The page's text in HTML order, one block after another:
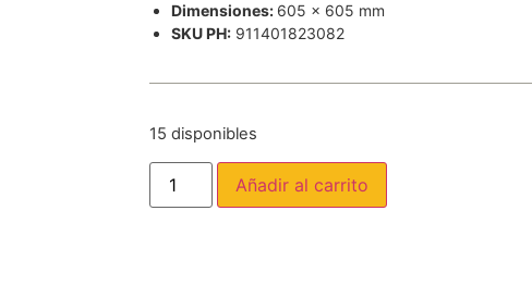
Dimensiones: 605 x 605 mm
SKU PH: 911401823082
15 disponibles
Añadir al carrito